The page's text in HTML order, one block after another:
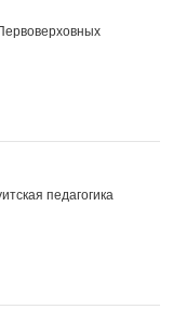
педагогика